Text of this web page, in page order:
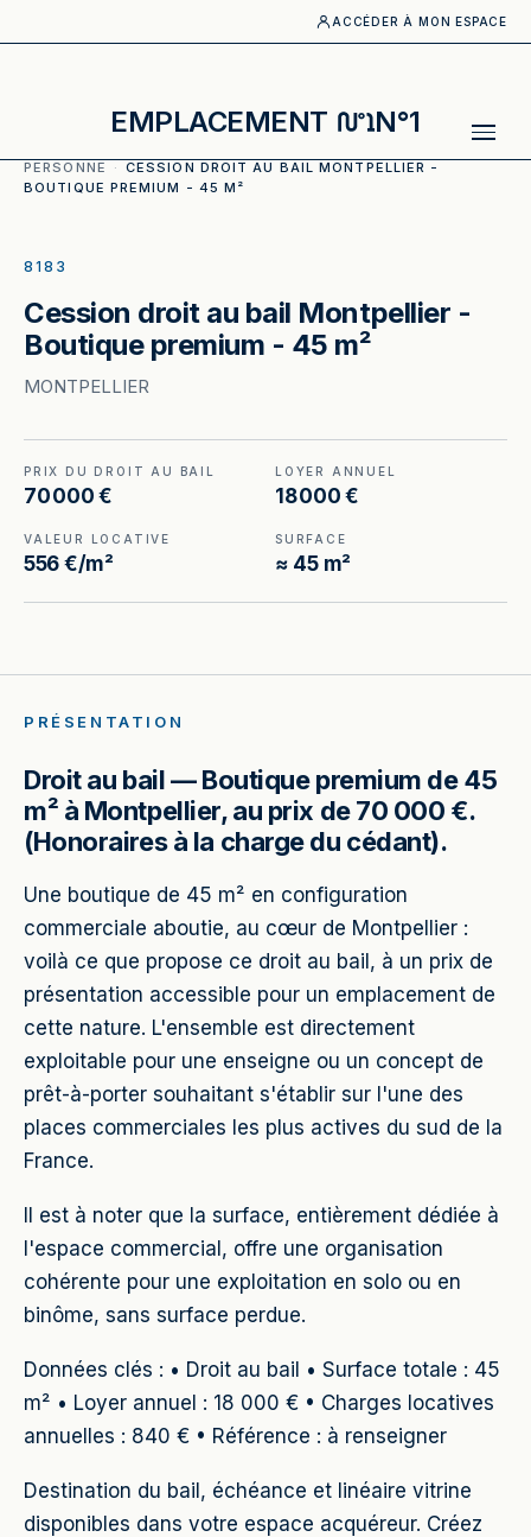
ACCÉDER À MON ESPACE
EMPLACEMENT N°1
PERSONNE
· CESSION DROIT AU BAIL MONTPELLIER -
BOUTIQUE PREMIUM - 45 M²
8183
Cession droit au bail Montpellier -
Boutique premium - 45 m²
MONTPELLIER
PRIX DU DROIT AU BAIL
70 000 €
LOYER ANNUEL
18 000 €
VALEUR LOCATIVE
556 €/m²
SURFACE
≈ 45 m²
PRÉSENTATION
Droit au bail — Boutique premium de 45
m² à Montpellier, au prix de 70 000 €.
(Honoraires à la charge du cédant).
Une boutique de 45 m² en configuration
commerciale aboutie, au cœur de Montpellier :
voilà ce que propose ce droit au bail, à un prix de
présentation accessible pour un emplacement de
cette nature. L'ensemble est directement
exploitable pour une enseigne ou un concept de
prêt-à-porter souhaitant s'établir sur l'une des
places commerciales les plus actives du sud de la
France.
Il est à noter que la surface, entièrement dédiée à
l'espace commercial, offre une organisation
cohérente pour une exploitation en solo ou en
binôme, sans surface perdue.
Données clés : • Droit au bail • Surface totale : 45
m² • Loyer annuel : 18 000 € • Charges locatives
annuelles : 840 € • Référence : à renseigner
Destination du bail, échéance et linéaire vitrine
disponibles dans votre espace acquéreur. Créez